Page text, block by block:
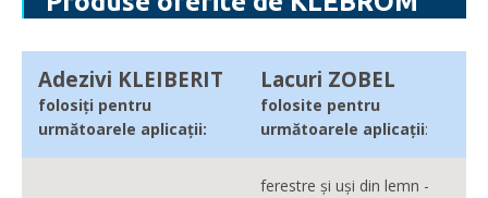
Adezivi KLEIBERIT
folosiți pentru
următoarele aplicații:
Lacuri ZOBEL
folosite pentru
următoarele aplicații:
ferestre și uși din lemn -